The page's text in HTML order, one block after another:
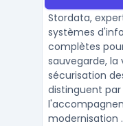
Stordata,
systèmes
complètes
sauvegarde, la
sécurisation
distinguent
modernisation